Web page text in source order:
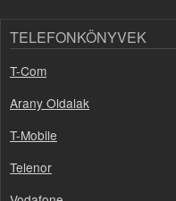
TELEFONKÖNYVEK
T-Com
Arany Oldalak
T-Mobile
Telenor